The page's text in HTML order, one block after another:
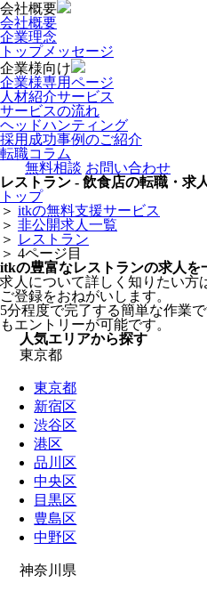
会社概要
会社概要
企業理念
トップメッセージ
企業様向け
企業様専用ページ
人材紹介サービス
サービスの流れ
ヘッドハンティング
採用成功事例のご紹介
転職コラム
無料相談 お問い合わせ
レストラン - 飲食店の転職・求
トップ
＞ itkの無料支援サービス
＞ 非公開求人一覧
＞ レストラン
＞ 4ページ目
itkの豊富なレストランの求人を
求人について詳しく知りたい方
ご登録をおねがいします。
5分程度で完了する簡単な作業
もエントリーが可能です。
人気エリアから探す
東京都
東京都
新宿区
渋谷区
港区
品川区
中央区
目黒区
豊島区
中野区
神奈川県